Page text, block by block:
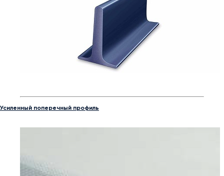
Усиленный поперечный профиль